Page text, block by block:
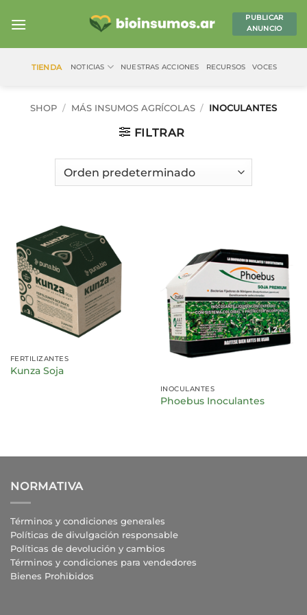
PUBLICAR
ANUNCIO
TIENDA NOTICIAS NUESTRAS ACCIONES RECURSOS VOCES
SHOP / MÁS INSUMOS AGRÍCOLAS / INOCULANTES
FILTRAR
FERTILIZANTES
Kunza Soja
INOCULANTES
Phoebus Inoculantes
NORMATIVA
Términos y condiciones generales
Políticas de divulgación responsable
Políticas de devolución y cambios
Términos y condiciones para vendedores
Bienes Prohibidos